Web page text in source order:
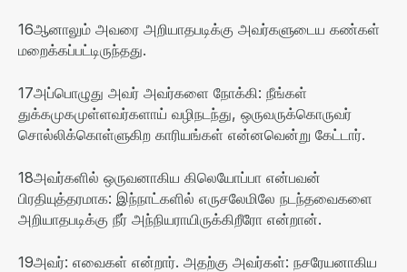
16ஆனாலும் அவரை அறியாதபடிக்கு அவர்களுடைய கண்கள்
மறைக்கப்பட்டிருந்தது.
17அப்பொழுது அவர் அவர்களை நோக்கி: நீங்கள்
துக்கமுகமுள்ளவர்களாய் வழிநடந்து, ஒருவருக்கொருவர்
சொல்லிக்கொள்ளுகிற காரியங்கள் என்னவென்று கேட்டார்.
18அவர்களில் ஒருவனாகிய கிலெயோப்பா என்பவன்
பிரதியுத்தரமாக: இந்நாட்களில் எருசலேமிலே நடந்தவைகளை
அறியாதபடிக்கு நீர் அந்நியராயிருக்கிறீரோ என்றான்.
19அவர்: எவைகள் என்றார். அதற்கு அவர்கள்: நசரேயனாகிய